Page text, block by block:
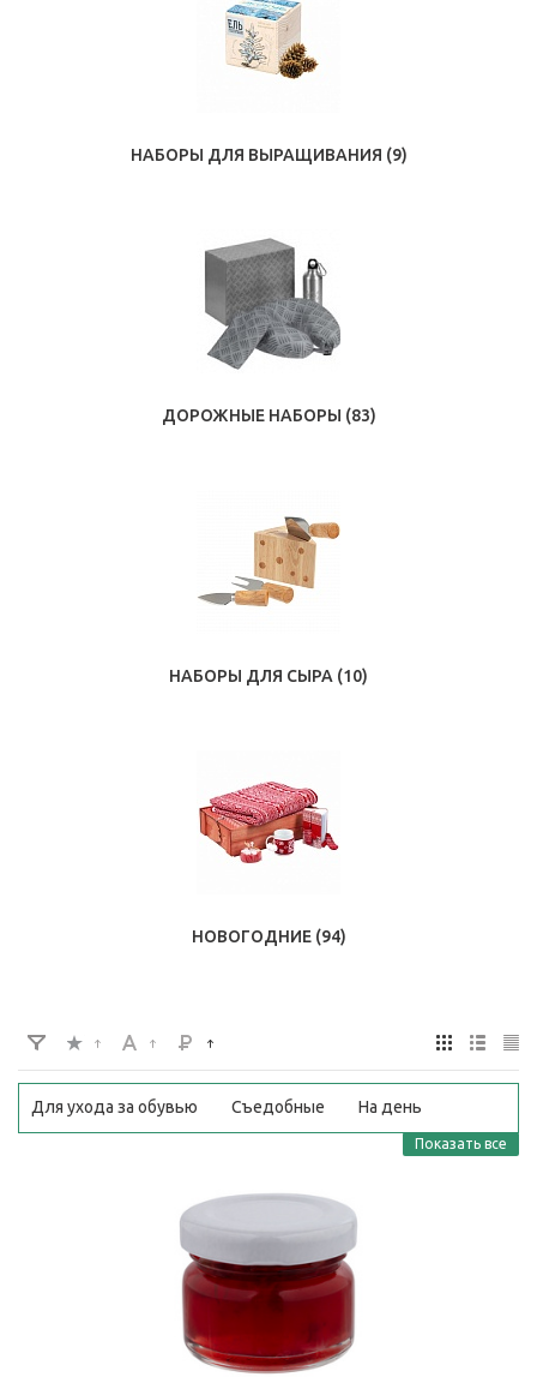
НАБОРЫ ДЛЯ ВЫРАЩИВАНИЯ (9)
ДОРОЖНЫЕ НАБОРЫ (83)
НАБОРЫ ДЛЯ СЫРА (10)
НОВОГОДНИЕ (94)
Для ухода за обувью Съедобные
На день
Недорого
Сладкие В корзине
Показать все